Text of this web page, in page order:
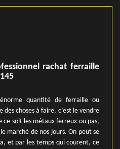
rachat ferraille
énorme quantité de ferraille ou
choses à faire, c’est le vendre
ce soit les métaux ferreux ou pas,
marché de nos jours. On peut se
et par les temps qui courent, ce